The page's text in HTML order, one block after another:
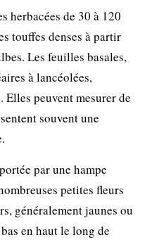
herbacées de 30 à 120
touffes denses à partir
Les feuilles basales,
à lancéolées,
Elles peuvent mesurer de
souvent une
par une hampe
petites fleurs
généralement jaunes ou
en haut le long de